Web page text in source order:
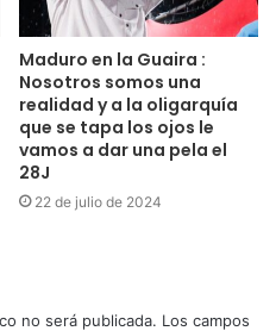
Maduro en la Guaira :
Nosotros somos una
realidad y a la oligarquía
que se tapa los ojos le
vamos a dar una pela el
28J
22 de julio de 2024
no será publicada. Los campos